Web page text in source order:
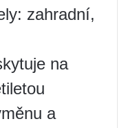
zahradní,
na
a